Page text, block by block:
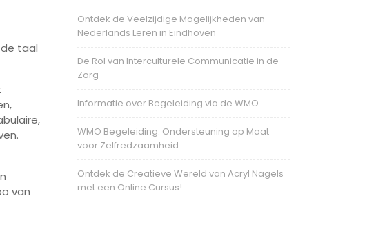
taal
van
Ontdek de Veelzijdige Mogelijkheden van
Nederlands Leren in Eindhoven
De Rol van Interculturele Communicatie in de
Zorg
Informatie over Begeleiding via de WMO
WMO Begeleiding: Ondersteuning op Maat
voor Zelfredzaamheid
Ontdek de Creatieve Wereld van Acryl Nagels
met een Online Cursus!